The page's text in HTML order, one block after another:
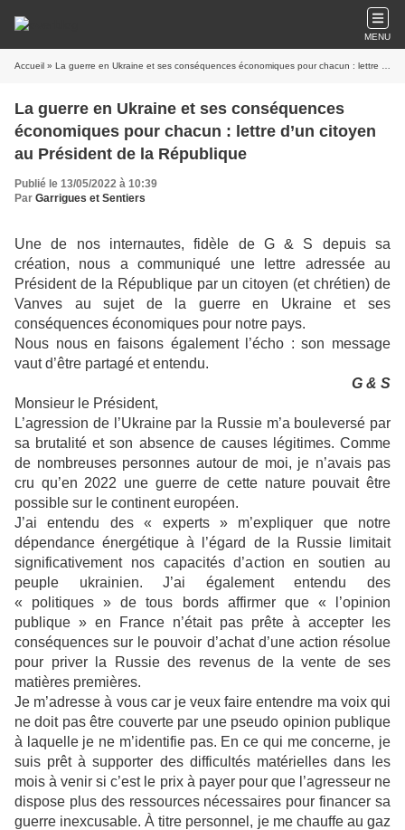
MENU
Accueil » La guerre en Ukraine et ses conséquences économiques pour chacun : lettre d’un citoyen au Président de la République
La guerre en Ukraine et ses conséquences
économiques pour chacun : lettre d’un citoyen
au Président de la République
Publié le 13/05/2022 à 10:39
Par Garrigues et Sentiers
Une de nos internautes, fidèle de G & S depuis sa
création, nous a communiqué une lettre adressée au
Président de la République par un citoyen (et chrétien) de
Vanves au sujet de la guerre en Ukraine et ses
conséquences économiques pour notre pays.
Nous nous en faisons également l’écho : son message
vaut d’être partagé et entendu.
G & S
Monsieur le Président,
L’agression de l’Ukraine par la Russie m’a bouleversé par
sa brutalité et son absence de causes légitimes. Comme
de nombreuses personnes autour de moi, je n’avais pas
cru qu’en 2022 une guerre de cette nature pouvait être
possible sur le continent européen.
J’ai entendu des « experts » m’expliquer que notre
dépendance énergétique à l’égard de la Russie limitait
significativement nos capacités d’action en soutien au
peuple ukrainien. J’ai également entendu des
« politiques » de tous bords affirmer que « l’opinion
publique » en France n’était pas prête à accepter les
conséquences sur le pouvoir d’achat d’une action résolue
pour priver la Russie des revenus de la vente de ses
matières premières.
Je m’adresse à vous car je veux faire entendre ma voix qui
ne doit pas être couverte par une pseudo opinion publique
à laquelle je ne m’identifie pas. En ce qui me concerne, je
suis prêt à supporter des difficultés matérielles dans les
mois à venir si c’est le prix à payer pour que l’agresseur ne
dispose plus des ressources nécessaires pour financer sa
guerre inexcusable. À titre personnel, je me chauffe au gaz